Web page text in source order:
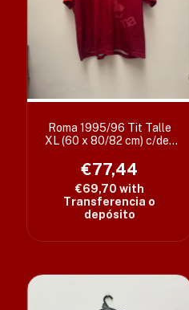
Roma 1995/96 Tit Talle
XL (60 x 80/82 cm) c/det
€77,44
€69,70 with
Transferencia o
depósito